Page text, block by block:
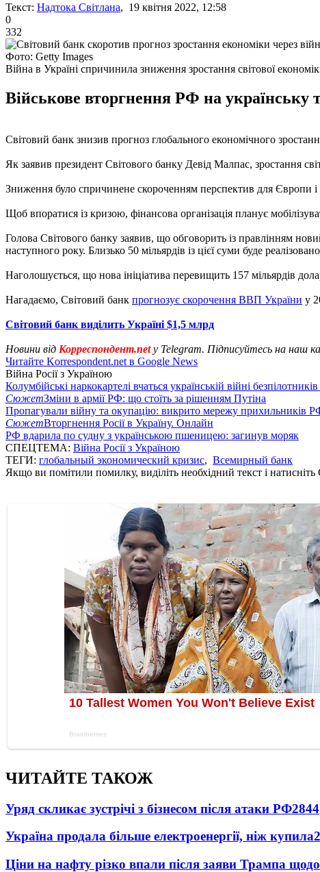
Текст: Надтока Світлана, 19 квітня 2022, 12:58
0
332
Фото: Getty Images
Війна в Україні спричинила зниження зростання світової
Військове вторгнення РФ на українську
Світовий банк знизив прогноз глобального економічного
Як заявив президент Світового банку Девід Малпас, зростання
Зниження було спричинене скороченням перспектив для Європи і
Щоб впоратися із кризою, фінансова організація планує
Голова Світового банку заявив, що обговорить із правлінням
наступного року. Близько 50 мільярдів із цієї суми буде
Наголошується, що нова ініціатива перевищить 157 мільярдів
Нагадаємо, Світовий банк прогнозує скорочення ВВП України у
Світовий банк виділить Україні $1,5 млрд
Новини від Корреспондент.netу Telegram. Підписуйтесь на наш
Читайте Korrespondent.net в Google News
Війна Росії з Україною
Колумбійські наркокартелі вчаться українській війні
СюжетЗміни в армії РФ: що стоїть за рішенням Путіна
Пропагували війну та окупацію: викрито мережу прихильників
СюжетВторгнення Росії в Україну. Онлайн
РФ вдарила по судну з українською пшеницею: загинув моряк
СПЕЦТЕМА: Війна Росії з Україною
ТЕГИ: глобальный экономический кризис, Всемирный банк
Якщо ви помітили помилку, виділіть необхідний текст і
ЧИТАЙТЕ ТАКОЖ
Уряд скликає зустрічі з бізнесом після атаки РФ2844
Україна продала більше електроенергії, ніж купила
Ціни на нафту різко впали після заяви Трампа